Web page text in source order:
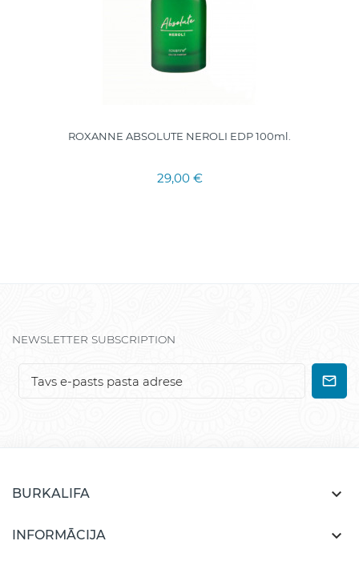
ROXANNE ABSOLUTE NEROLI EDP 100ml.
29,00 €
NEWSLETTER SUBSCRIPTION
BURKALIFA 
INFORMĀCIJA 